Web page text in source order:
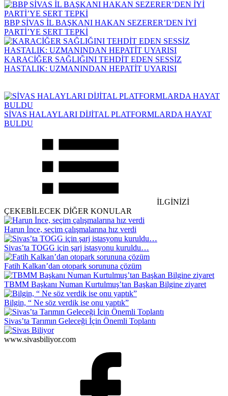
BBP SİVAS İL BAŞKANI HAKAN SEZERER’DEN İYİ
PARTİ’YE SERT TEPKİ
KARACİĞER SAĞLIĞINI TEHDİT EDEN SESSİZ
HASTALIK: UZMANINDAN HEPATİT UYARISI
SİVAS HALAYLARI DİJİTAL PLATFORMLARDA HAYAT
BULDU
İLGİNİZİ
ÇEKEBİLECEK DİĞER KONULAR
Harun İnce, seçim çalışmalarına hız verdi
Sivas’ta TOGG için şarj istasyonu kuruldu…
Fatih Kalkan’dan otopark sorununa çözüm
TBMM Başkanı Numan Kurtulmuş’tan Başkan Bilgine ziyaret
Bilgin, “ Ne söz verdik ise onu yaptık”
Sivas’ta Tarımın Geleceği İçin Önemli Toplantı
www.sivasbiliyor.com